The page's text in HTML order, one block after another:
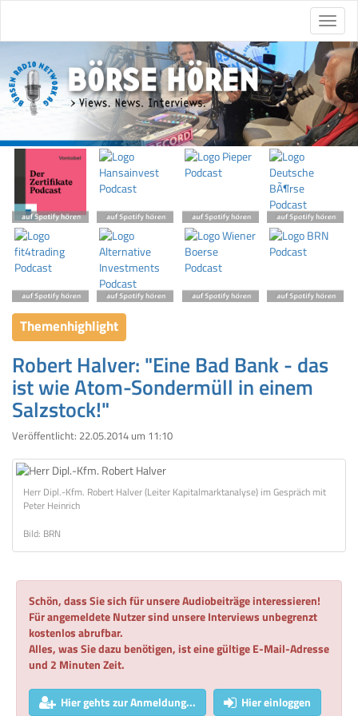
Themenhighlight
Robert Halver: "Eine Bad Bank - das
ist wie Atom-Sondermüll in einem
Salzstock!"
Veröffentlicht: 22.05.2014 um 11:10
Herr Dipl.-Kfm. Robert Halver (Leiter Kapitalmarktanalyse) im Gespräch mit
Peter Heinrich
Bild: BRN
Schön, dass Sie sich für unsere Audiobeiträge interessieren!
Für angemeldete Nutzer sind unsere Interviews unbegrenzt
kostenlos abrufbar.
Alles, was Sie dazu benötigen, ist eine gültige E-Mail-Adresse
und 2 Minuten Zeit.
Hier gehts zur Anmeldung... Hier einloggen